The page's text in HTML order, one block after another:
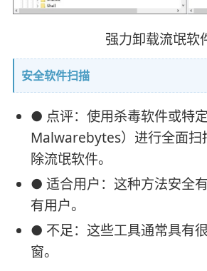
强力卸载流氓软
安全软件扫描
● 点评：使用杀毒软件或特
Malwarebytes）进行全面扫
除流氓软件。
● 适合用户：这种方法安全
有用户。
● 不足：这些工具通常具有
窗。